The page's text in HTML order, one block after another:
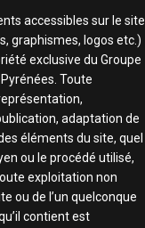
accessibles sur le site
graphismes, logos etc.)
exclusive du Groupe
Toute
adaptation de
éléments du site, quel
ou le procédé utilisé,
exploitation non
ou de l’un quelconque
contient est